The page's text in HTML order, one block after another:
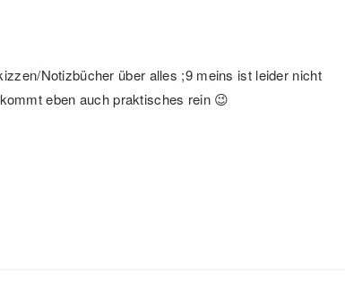
Notizbücher über alles ;9 meins ist leider nicht
eben auch praktisches rein 😉